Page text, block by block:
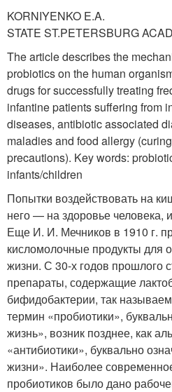
KORNIYENKO E.A.
STATE ST.PETERSBURG
The article describes the
probiotics on the human
drugs for successfully treating
infantine patients suffering from
diseases, antibiotic associated
maladies and food allergy
precautions). Key words:
infants/children
Попытки воздействовать на
него — на здоровье человека,
Еще И. И. Мечников в 1910 г.
кисломолочные продукты для
жизни. С 30-х годов прошлого
препараты, содержащие
бифидобактерии, так
термин «пробиотики»,
жизнь», возник позднее, как
«антибиотики», буквально
жизни». Наиболее
пробиотиков было дано